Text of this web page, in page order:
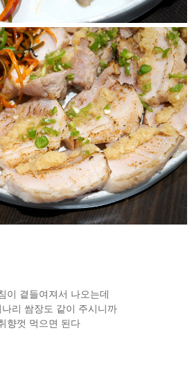
이 곁들여져서 나오는데
나리 쌈장도 같이 주시니까
향껏 먹으면 된다